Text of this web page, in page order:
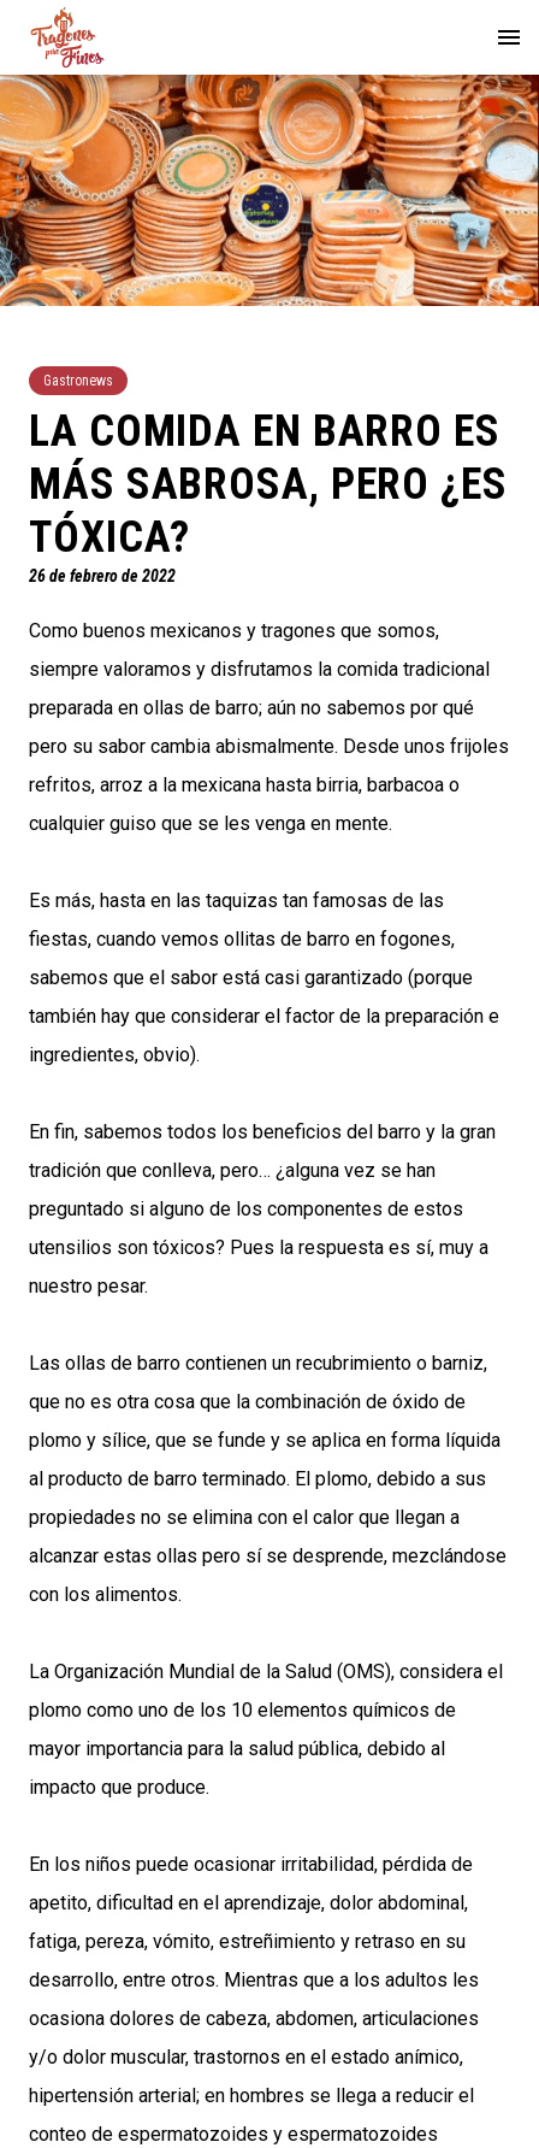
Gastronews
LA COMIDA EN BARRO ES
MÁS SABROSA, PERO ¿ES
TÓXICA?
26 de febrero de 2022
Como buenos mexicanos y tragones que somos,
siempre valoramos y disfrutamos la comida tradicional
preparada en ollas de barro; aún no sabemos por qué
pero su sabor cambia abismalmente. Desde unos frijoles
refritos, arroz a la mexicana hasta birria, barbacoa o
cualquier guiso que se les venga en mente.
Es más, hasta en las taquizas tan famosas de las
fiestas, cuando vemos ollitas de barro en fogones,
sabemos que el sabor está casi garantizado (porque
también hay que considerar el factor de la preparación e
ingredientes, obvio).
En fin, sabemos todos los beneficios del barro y la gran
tradición que conlleva, pero… ¿alguna vez se han
preguntado si alguno de los componentes de estos
utensilios son tóxicos? Pues la respuesta es sí, muy a
nuestro pesar.
Las ollas de barro contienen un recubrimiento o barniz,
que no es otra cosa que la combinación de óxido de
plomo y sílice, que se funde y se aplica en forma líquida
al producto de barro terminado. El plomo, debido a sus
propiedades no se elimina con el calor que llegan a
alcanzar estas ollas pero sí se desprende, mezclándose
con los alimentos.
La Organización Mundial de la Salud (OMS), considera el
plomo como uno de los 10 elementos químicos de
mayor importancia para la salud pública, debido al
impacto que produce.
En los niños puede ocasionar irritabilidad, pérdida de
apetito, dificultad en el aprendizaje, dolor abdominal,
fatiga, pereza, vómito, estreñimiento y retraso en su
desarrollo, entre otros. Mientras que a los adultos les
ocasiona dolores de cabeza, abdomen, articulaciones
y/o dolor muscular, trastornos en el estado anímico,
hipertensión arterial; en hombres se llega a reducir el
conteo de espermatozoides y espermatozoides